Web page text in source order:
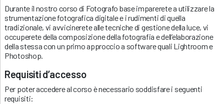
Durante il nostro corso di Fotografo base imparerete a utilizzare la
strumentazione fotografica digitale e i rudimenti di quella
tradizionale, vi avvicinerete alle tecniche di gestione della luce, vi
occuperete della composizione della fotografia e dell’elaborazione
della stessa con un primo approccio a software quali Lightroom e
Photoshop.
Requisiti d’accesso
Per poter accedere al corso è necessario soddisfare i seguenti
requisiti: